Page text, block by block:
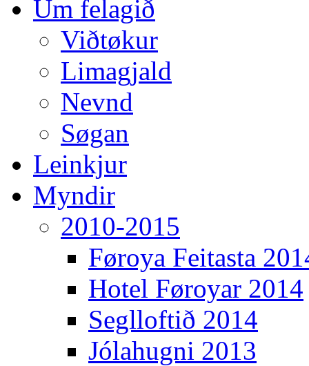
Um felagið
Viðtøkur
Limagjald
Nevnd
Søgan
Leinkjur
Myndir
2010-2015
Føroya Feitasta
Hotel Føroyar 2014
Seglloftið 2014
Jólahugni 2013